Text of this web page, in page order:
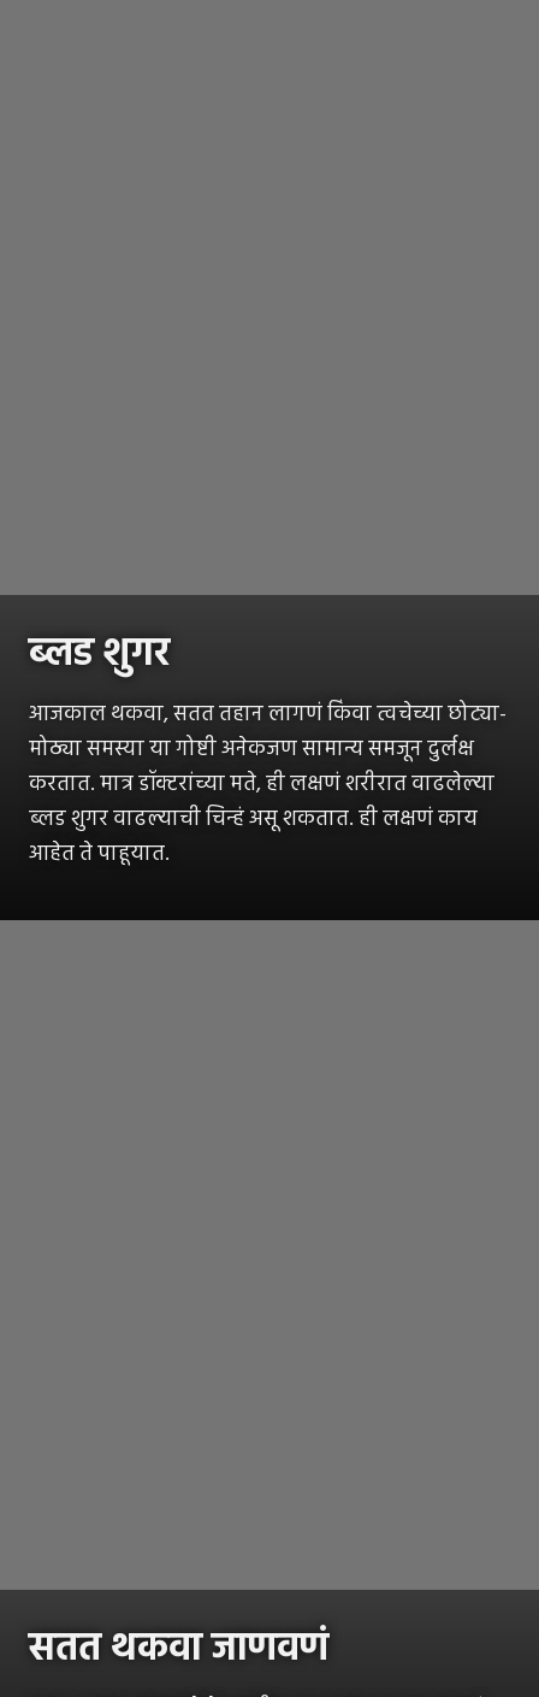
ब्लड शुगर
आजकाल थकवा, सतत तहान लागणं किंवा त्वचेच्या छोट्या-
मोठ्या समस्या या गोष्टी अनेकजण सामान्य समजून दुर्लक्ष
करतात. मात्र डॉक्टरांच्या मते, ही लक्षणं शरीरात वाढलेल्या
ब्लड शुगर वाढल्याची चिन्हं असू शकतात. ही लक्षणं काय
आहेत ते पाहूयात.
सतत थकवा जाणवणं